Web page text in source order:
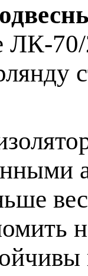
ЛК-